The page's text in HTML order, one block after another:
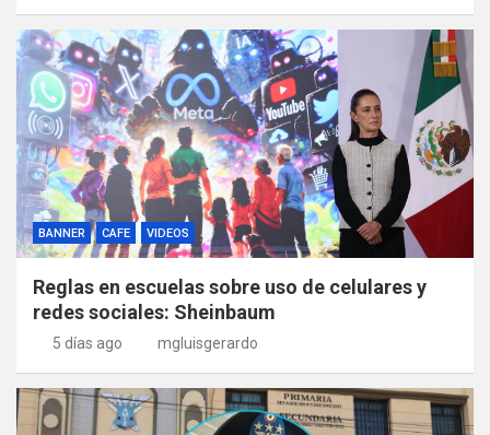
BANNER CAFE VIDEOS
Reglas en escuelas sobre uso de celulares y
redes sociales: Sheinbaum
5 días ago mgluisgerardo